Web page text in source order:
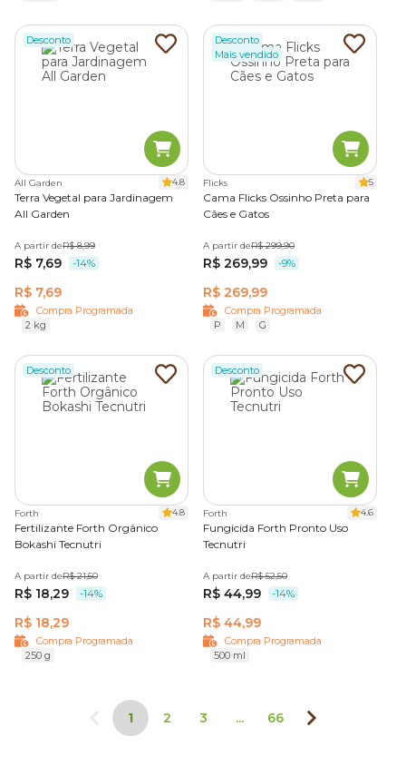
Desconto
All Garden 4.8
Terra Vegetal para Jardinagem
All Garden
A partir deR$ 8,99
R$ 7,69 -14%
R$ 7,69
Compra Programada
2 kg
Desconto
Mais vendido
Flicks 5
Cama Flicks Ossinho Preta para
Cães e Gatos
A partir deR$ 299,90
R$ 269,99 -9%
R$ 269,99
Compra Programada
P
M G
Desconto
Forth 4.8
Fertilizante Forth Orgânico
Bokashi Tecnutri
A partir deR$ 21,50
R$ 18,29 -14%
R$ 18,29
Compra Programada
250 g
Desconto
Forth 4.6
Fungicida Forth Pronto Uso
Tecnutri
A partir deR$ 52,50
R$ 44,99 -14%
R$ 44,99
Compra Programada
500 ml
1 2 3 ... 66